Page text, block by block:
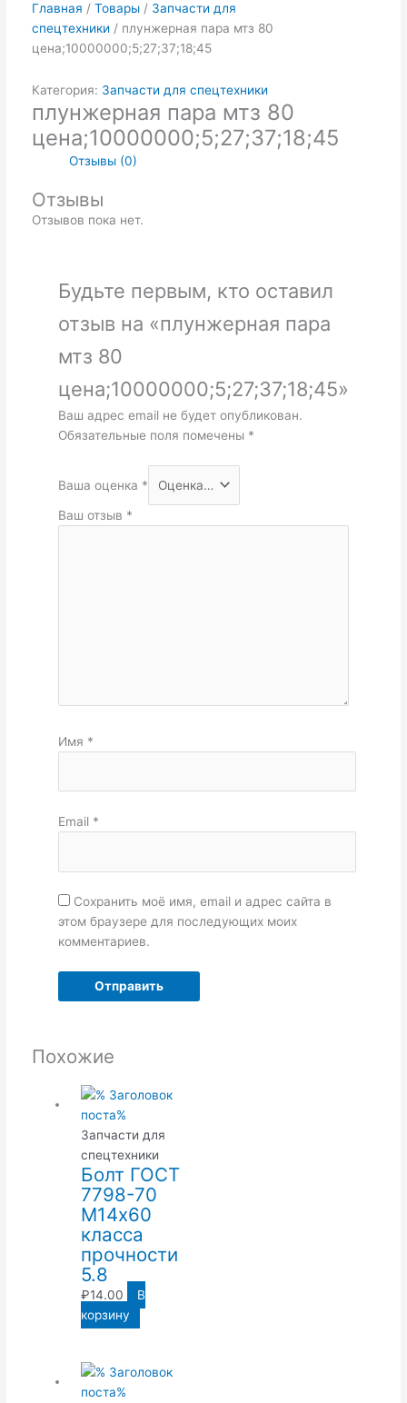
Главная / Товары/ Запчасти для
спецтехники / плунжерная пара мтз 80
цена;10000000;5;27;37;18;45
Категория: Запчасти для спецтехники
плунжерная пара мтз 80
цена;10000000;5;27;37;18;45
Отзывы (0)
Отзывы
Отзывов пока нет.
Будьте первым, кто оставил
отзыв на «плунжерная пара
мтз 80
цена;10000000;5;27;37;18;45»
Ваш адрес email не будет опубликован.
Обязательные поля помечены *
Ваша оценка *
Ваш отзыв *
Имя *
Email *
Сохранить моё имя, email и адрес сайта в
этом браузере для последующих моих
комментариев.
Похожие
Запчасти для
спецтехники
Болт ГОСТ
7798-70
М14х60
класса
прочности
5.8
₽14.00
В
корзину